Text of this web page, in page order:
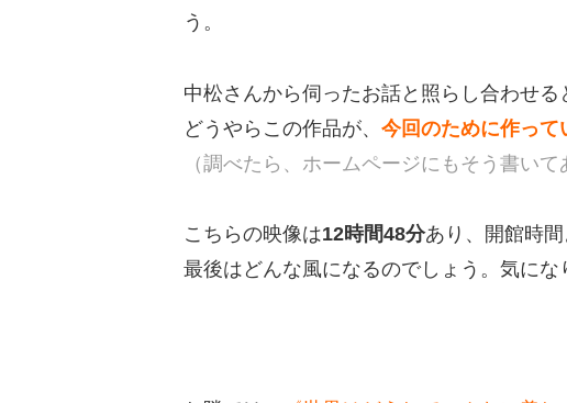
う。
中松さんから伺ったお話と照らし合わせる
どうやらこの作品が、 今回のために作って
（調べたら、ホームページにもそう書い
こちらの映像は12時間48分あり、開館時
最後はどんな風になるのでしょう。気にな